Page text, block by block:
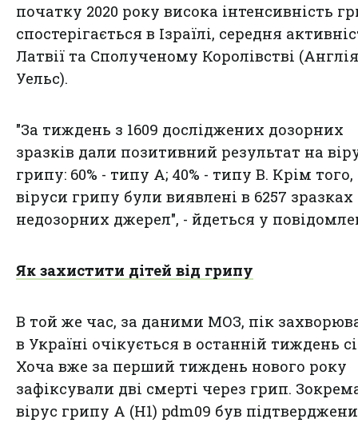
початку 2020 року висока інтенсивність
спостерігається в Ізраїлі, середня
Латвії та Сполученому Королівстві
Уельс).
"За тиждень з 1609 досліджених дозорних
зразків дали позитивний результат на
грипу: 60% - типу А; 40% - типу В. Крім того,
віруси грипу були виявлені в 6257 зразках
недозорних джерел", - йдеться у
Як захистити дітей від грипу
В той же час, за даними МОЗ, пік
в Україні очікується в останній тиждень
Хоча вже за перший тиждень нового року
зафіксували дві смерті через грип.
вірус грипу А (H1) pdm09 був